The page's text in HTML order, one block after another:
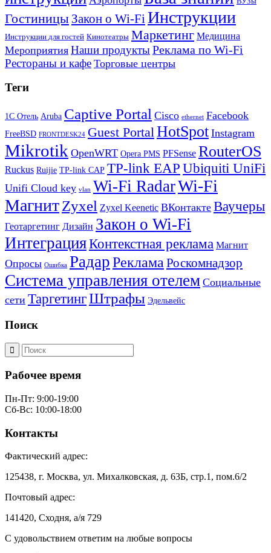
Гостиницы Закон о Wi-Fi Инструкции
Инструкции для гостей Кинотеатры Маркетинг Медицина
Мероприятия Наши продуктыРеклама по Wi-Fi
Рестораны и кафе Торговые центры
Теги
1С Отель Aruba Captive Portal Cisco ethernet Facebook
FreeBSD FRONTDESK24 Guest PortalHotSpot Instagram
Mikrotik OpenWRT Opera PMS PFSense RouterOS
Ruckus Ruijie TP-link CAP TP-link EAP Ubiquiti UniFi
Unifi Cloud key vlan Wi-Fi RadarWi-Fi
МагнитZyxel Zyxel Keenetic ВКонтакте Ваучеры
Геотаргетинг Дизайн Закон о Wi-Fi
ИнтеграцияКонтекстная реклама Магнит
Опросы Ошибка РадарРеклама Роскомнадзор
Система управления отелем Социальные
сети ТаргетингШтрафы Эдельвейс
Поиск
Рабочее время
Пн-Пт: 9:00-19:00
Сб-Вс: 10:00-18:00
Контакты
Фактический адрес:
125438, г. Москва, ул. Михалковская, д. 63Б, стр.1, пом.6/2
Почтовый адрес:
141420, Сходня, а/я 729
С удовольствием ответим на любые вопросы